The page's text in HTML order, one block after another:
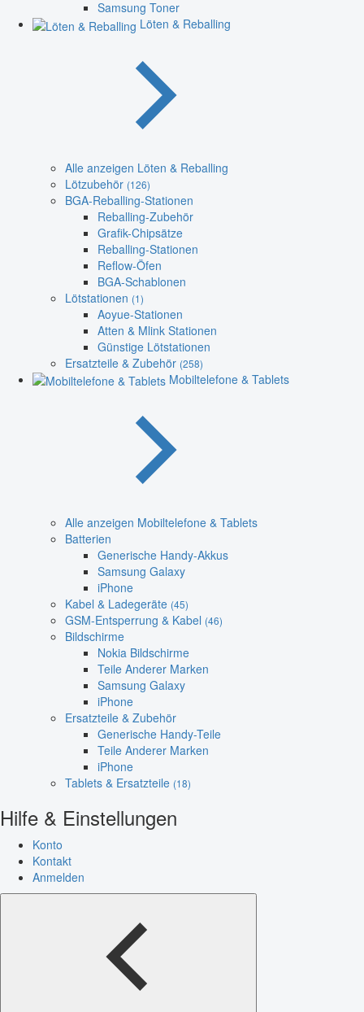
Samsung Toner
Löten & Reballing
Alle anzeigen Löten & Reballing
Lötzubehör (126)
BGA-Reballing-Stationen
Reballing-Zubehör
Grafik-Chipsätze
Reballing-Stationen
Reflow-Öfen
BGA-Schablonen
Lötstationen (1)
Aoyue-Stationen
Atten & Mlink Stationen
Günstige Lötstationen
Ersatzteile & Zubehör (258)
Mobiltelefone & Tablets
Alle anzeigen Mobiltelefone & Tablets
Batterien
Generische Handy-Akkus
Samsung Galaxy
iPhone
Kabel & Ladegeräte (45)
GSM-Entsperrung & Kabel (46)
Bildschirme
Nokia Bildschirme
Teile Anderer Marken
Samsung Galaxy
iPhone
Ersatzteile & Zubehör
Generische Handy-Teile
Teile Anderer Marken
iPhone
Tablets & Ersatzteile (18)
Hilfe & Einstellungen
Konto
Kontakt
Anmelden